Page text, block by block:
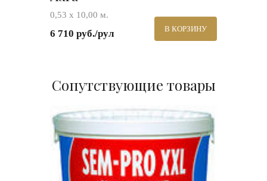
0,53 х 10,00 м.
6 710 руб./рул В КОРЗИНУ
Сопутствующие товары